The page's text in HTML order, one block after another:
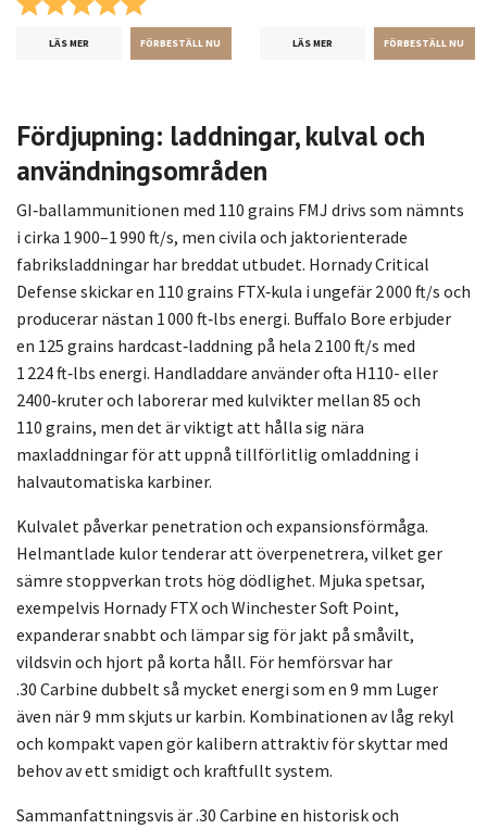
LÄS MER LÄS MER
Fördjupning: laddningar, kulval och
användningsområden
GI‑ballammunitionen med 110 grains FMJ drivs som nämnts
i cirka 1 900–1 990 ft/s, men civila och jaktorienterade
fabriksladdningar har breddat utbudet. Hornady Critical
Defense skickar en 110 grains FTX‑kula i ungefär 2 000 ft/s och
producerar nästan 1 000 ft‑lbs energi. Buffalo Bore erbjuder
en 125 grains hardcast‑laddning på hela 2 100 ft/s med
1 224 ft‑lbs energi. Handladdare använder ofta H110- eller
2400‑kruter och laborerar med kulvikter mellan 85 och
110 grains, men det är viktigt att hålla sig nära
maxladdningar för att uppnå tillförlitlig omladdning i
halvautomatiska karbiner.
Kulvalet påverkar penetration och expansionsförmåga.
Helmantlade kulor tenderar att överpenetrera, vilket ger
sämre stoppverkan trots hög dödlighet. Mjuka spetsar,
exempelvis Hornady FTX och Winchester Soft Point,
expanderar snabbt och lämpar sig för jakt på småvilt,
vildsvin och hjort på korta håll. För hemförsvar har
.30 Carbine dubbelt så mycket energi som en 9 mm Luger
även när 9 mm skjuts ur karbin. Kombinationen av låg rekyl
och kompakt vapen gör kalibern attraktiv för skyttar med
behov av ett smidigt och kraftfullt system.
Sammanfattningsvis är .30 Carbine en historisk och